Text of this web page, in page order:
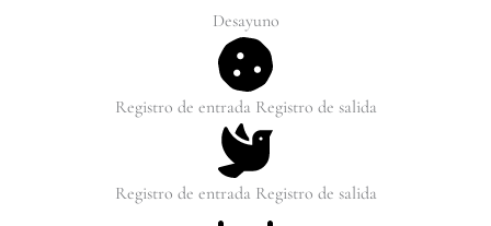
Desayuno
Registro de entrada Registro de salida
Registro de entrada Registro de salida